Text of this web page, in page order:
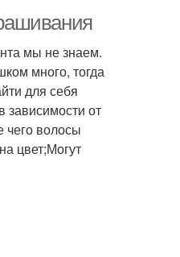
мы не знаем.
много, тогда
для себя
зависимости от
чего волосы
цвет;Могут